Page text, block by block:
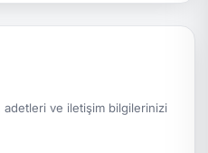
adetleri ve iletişim bilgilerinizi